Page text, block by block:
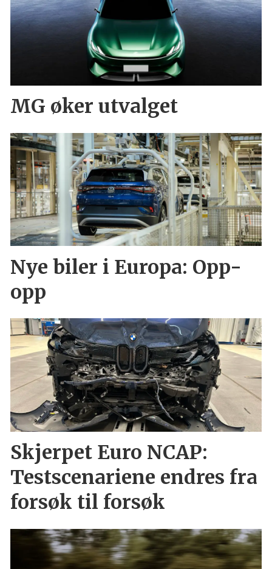
MG øker utvalget
Nye biler i Europa: Opp-
opp
Skjerpet Euro NCAP:
Testscenariene endres fra
forsøk til forsøk